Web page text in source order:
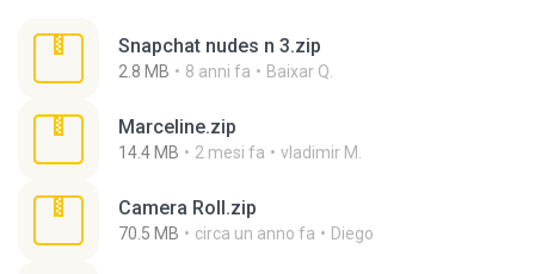
Snapchat nudes n 3.zip
2.8 MB 8 anni fa Baixar Q.
Marceline.zip
14.4 MB 2 mesi fa vladimir M.
Camera Roll.zip
70.5 MB circa un anno fa Diego